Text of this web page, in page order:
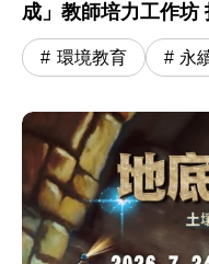
環境教育 永